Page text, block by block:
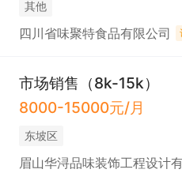
其他
四川省味聚特食品有限公司
市场销售（8k-15k）
8000-15000元/月
东坡区
眉山华浔品味装饰工程设计